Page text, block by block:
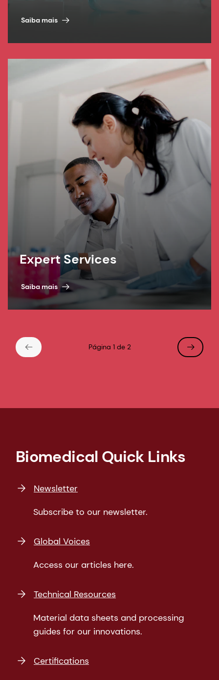
Saiba mais
Expert Services
Saiba mais
Página 1 de 2
Biomedical Quick Links
Newsletter
Subscribe to our newsletter.
Global Voices
Access our articles here.
Technical Resources
Material data sheets and processing
guides for our innovations.
Certifications